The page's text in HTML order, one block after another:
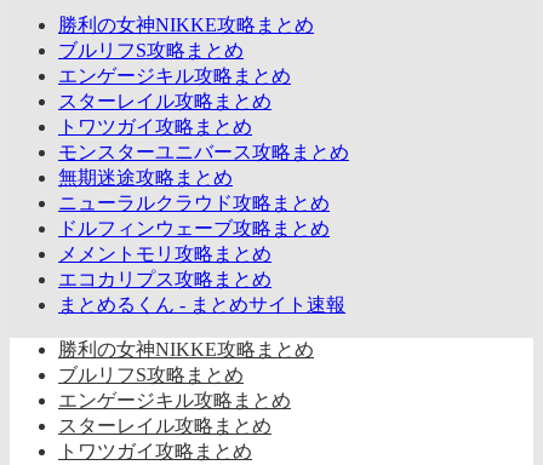
勝利の女神NIKKE攻略まとめ
ブルリフS攻略まとめ
エンゲージキル攻略まとめ
スターレイル攻略まとめ
トワツガイ攻略まとめ
モンスターユニバース攻略まとめ
無期迷途攻略まとめ
ニューラルクラウド攻略まとめ
ドルフィンウェーブ攻略まとめ
メメントモリ攻略まとめ
エコカリプス攻略まとめ
まとめるくん - まとめサイト速報
勝利の女神NIKKE攻略まとめ
ブルリフS攻略まとめ
エンゲージキル攻略まとめ
スターレイル攻略まとめ
トワツガイ攻略まとめ